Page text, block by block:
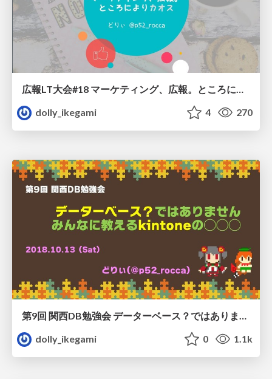
広報LT大会#18 マーケティング、広報。ところによりカオス/prlt18-kyoto-20190308
dolly_ikegami
4 270
dolly_ikegami
0 1.1k